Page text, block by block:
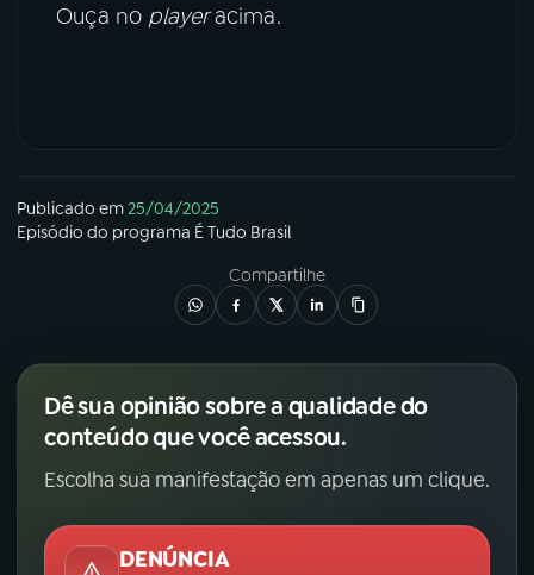
Ouça no playeracima.
Publicado em25/04/2025
Episódio do programa É Tudo Brasil
Compartilhe
Dê sua opinião sobre a qualidade do
conteúdo que você acessou.
Escolha sua manifestação em apenas um clique.
DENÚNCIA